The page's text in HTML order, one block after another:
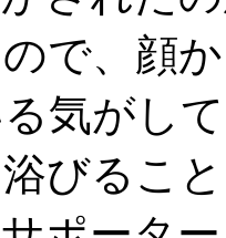
で、顔
気がし
びるこ